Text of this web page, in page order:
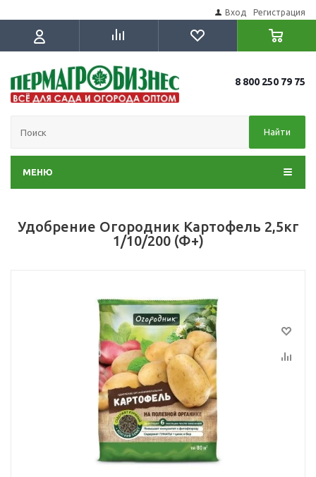
Вход Регистрация
8 800 250 79 75
Найти
МЕНЮ
Удобрение Огородник Картофель 2,5кг
1/10/200 (Ф+)